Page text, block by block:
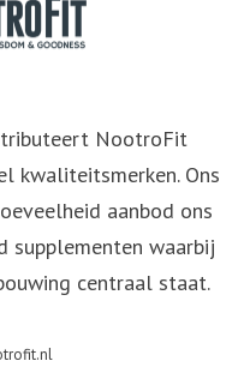
NootroFit
kwaliteitsmerken. Ons
aanbod ons
supplementen waarbij
centraal staat.